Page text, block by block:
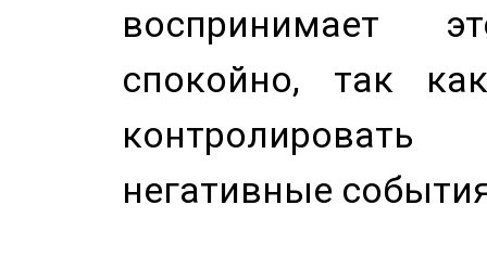
воспринимает
спокойно, так
негативные